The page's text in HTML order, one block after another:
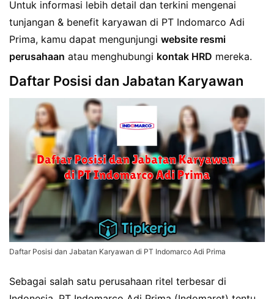
Untuk informasi lebih detail dan terkini mengenai
tunjangan & benefit karyawan di PT Indomarco Adi
Prima, kamu dapat mengunjungi website resmi
perusahaan atau menghubungi kontak HRD mereka.
Daftar Posisi dan Jabatan Karyawan
Daftar Posisi dan Jabatan Karyawan di PT Indomarco Adi Prima
Sebagai salah satu perusahaan ritel terbesar di